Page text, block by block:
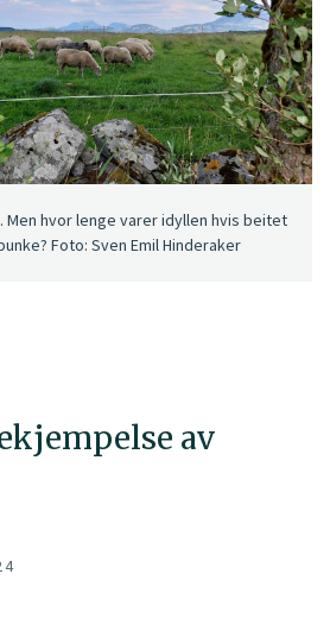
av
Men hvor lenge varer idyllen hvis beitet
Foto: Sven Emil Hinderaker